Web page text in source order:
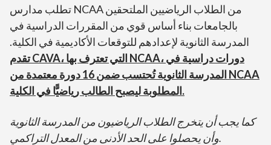
تطلب مدارس NCAA من الطلاب الرياضيين الملتحقين
بالجامعات بناء أساس قوي من المقررات الدراسية في
المدرسة الثانوية لإعدادهم للتوقعات الأكاديمية في الكلية.
تقدم CAVA، التي تعترف بها NCAA، دورات دراسية في
المدرسة الثانوية تُحتسب ضمن 16 دورة معتمدة من NCAA
المطلوبة ليصبح الطالب رياضيًّا في الكلية.
كما يجب أن يتخرج الطلاب الرياضيون من المدرسة الثانوية
وأن يحصلوا على الحد الأدنى من المعدل التراكمي.